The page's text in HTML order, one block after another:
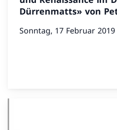
Dürrenmatts» von
Sonntag, 17 Februar